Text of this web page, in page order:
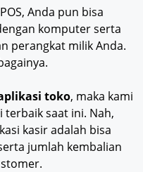
Anda pun bisa
komputer serta
perangkat milik Anda.
toko, maka kami
saat ini. Nah,
kasir adalah bisa
jumlah kembalian